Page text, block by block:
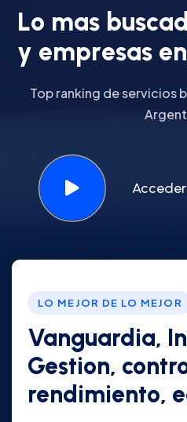
Lo mas buscad
y empresas en
Top ranking de servicios
LO MEJOR DE LO MEJOR
Vanguardia,
Gestion,
rendimiento,